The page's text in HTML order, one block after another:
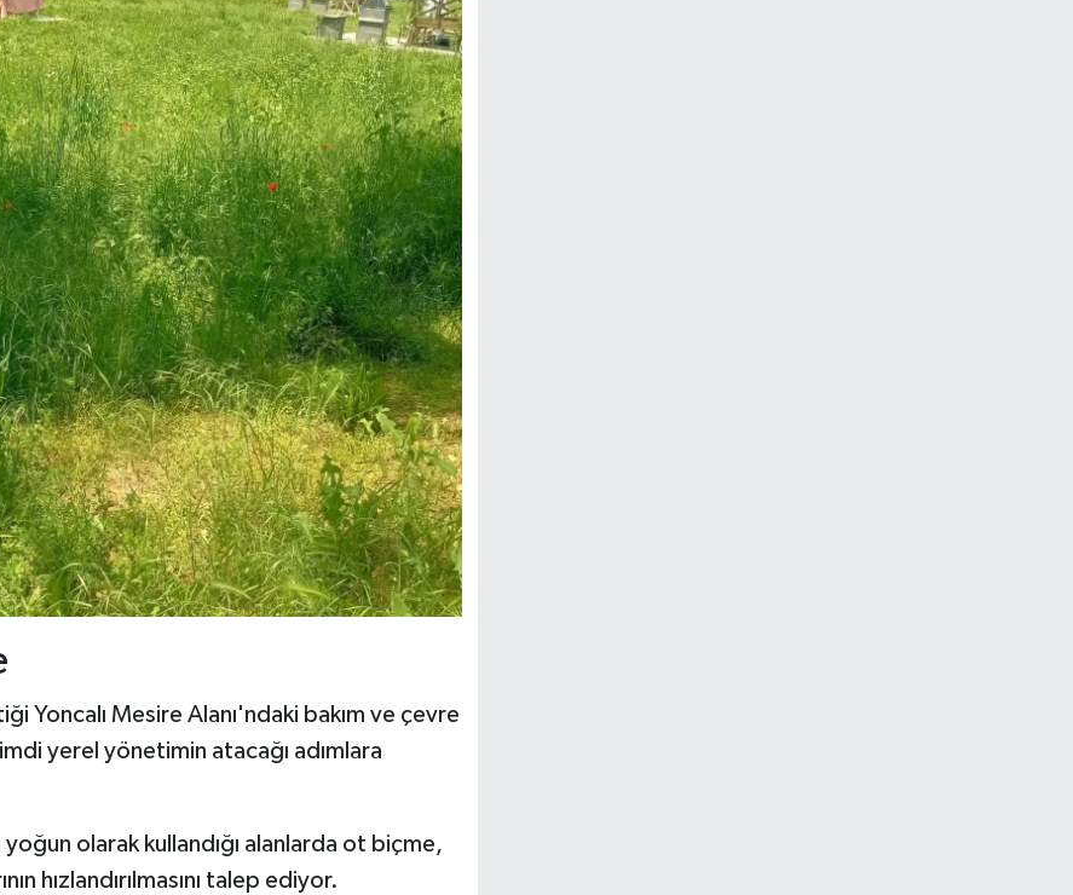
Yoncalı Mesire Alanı'ndaki bakım ve çevre
yerel yönetimin atacağı adımlara
olarak kullandığı alanlarda ot biçme,
hızlandırılmasını talep ediyor.